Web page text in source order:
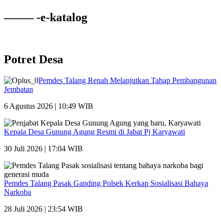
——– -e-katalog
Potret Desa
Pemdes Talang Renah Melanjutkan Tahap Pembangunan
Jembatan
6 Agustus 2026 | 10:49 WIB
Kepala Desa Gunung Agung Resmi di Jabat Pj Karyawati
30 Juli 2026 | 17:04 WIB
Pemdes Talang Pasak Ganding Polsek Kerkap Sosialisasi Bahaya
Narkoba
28 Juli 2026 | 23:54 WIB